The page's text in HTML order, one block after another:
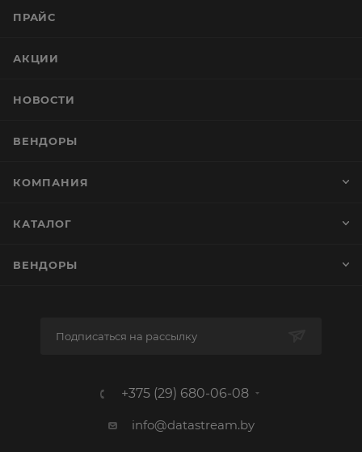
ПРАЙС
АКЦИИ
НОВОСТИ
ВЕНДОРЫ
КОМПАНИЯ
КАТАЛОГ
ВЕНДОРЫ
Подписаться на рассылку
+375 (29) 680-06-08
info@datastream.by